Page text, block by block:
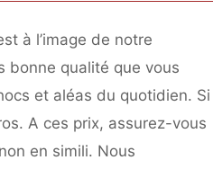
à l’image de notre
bonne qualité que vous
et aléas du quotidien. Si
A ces prix, assurez-vous
en simili. Nous